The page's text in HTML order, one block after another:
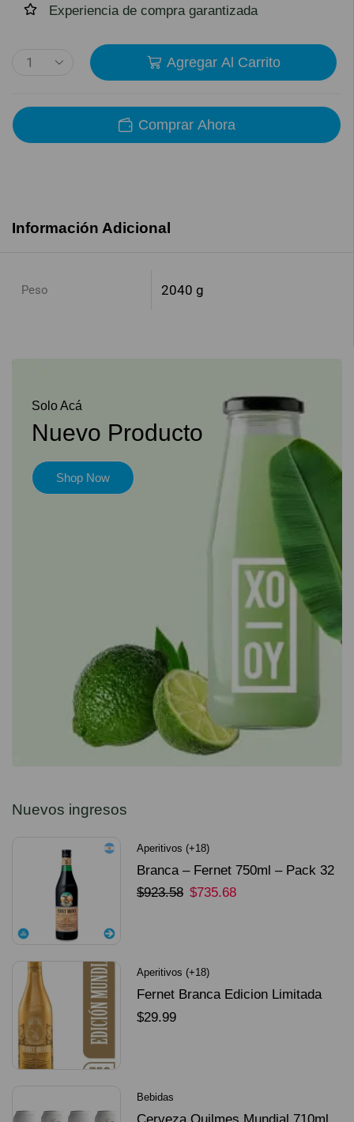
Experiencia de compra garantizada
Agregar Al Carrito
Comprar Ahora
Información Adicional
Peso 2040 g
Solo Acá
Nuevo Producto
Shop Now
Nuevos ingresos
Aperitivos (+18)
Branca – Fernet 750ml – Pack 32
Unidades
$923.58 $735.68
Aperitivos (+18)
Fernet Branca Edicion Limitada
Dorado Mundial
$29.99
Bebidas